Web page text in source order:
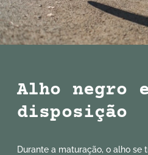
Alho negro e
disposição
Durante a maturação, o alho se